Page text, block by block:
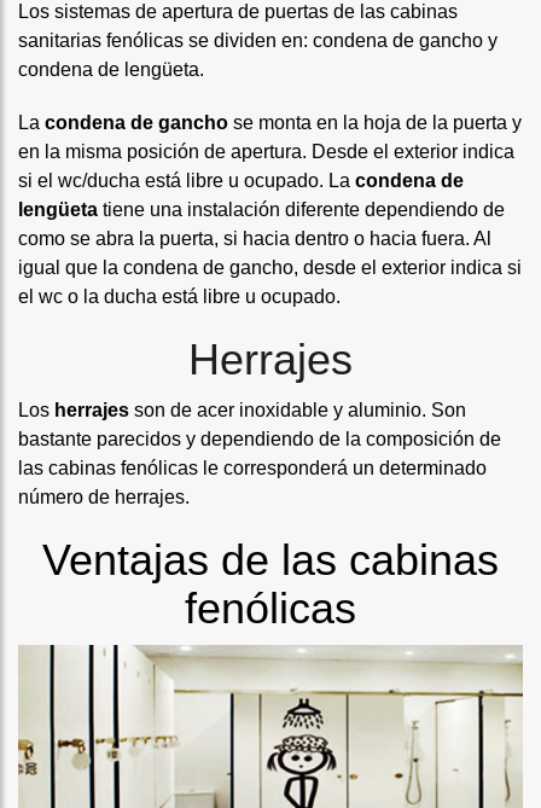
Los sistemas de apertura de puertas de las cabinas
sanitarias fenólicas se dividen en: condena de gancho y
condena de lengüeta.
La condena de gancho se monta en la hoja de la puerta y
en la misma posición de apertura. Desde el exterior indica
si el wc/ducha está libre u ocupado. La condena de
lengüeta tiene una instalación diferente dependiendo de
como se abra la puerta, si hacia dentro o hacia fuera. Al
igual que la condena de gancho, desde el exterior indica si
el wc o la ducha está libre u ocupado.
Herrajes
Los herrajes son de acer inoxidable y aluminio. Son
bastante parecidos y dependiendo de la composición de
las cabinas fenólicas le corresponderá un determinado
número de herrajes.
Ventajas de las cabinas
fenólicas